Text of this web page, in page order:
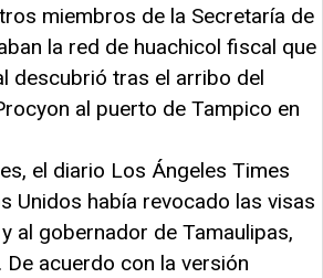
miembros de la Secretaría de
la red de huachicol fiscal que
descubrió tras el arribo del
al puerto de Tampico en
el diario Los Ángeles Times
Unidos había revocado las visas
al gobernador de Tamaulipas,
acuerdo con la versión